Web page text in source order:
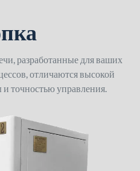
разработанные для ваших
отличаются высокой
точностью управления.